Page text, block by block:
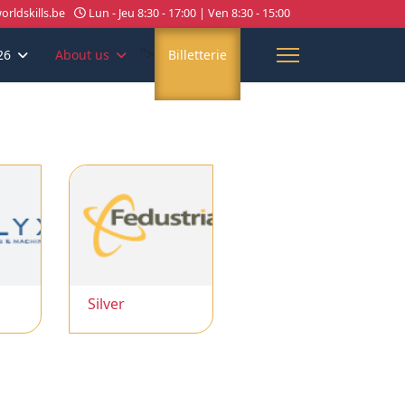
Lun - Jeu 8:30 - 17:00 | Ven 8:30 - 15:00
About us "> Billetterie
Silver